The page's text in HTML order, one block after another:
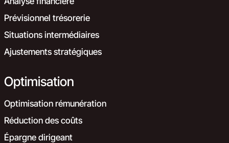
Prévisionnel trésorerie
Situations intermédiaires
Ajustements stratégiques
Optimisation
Optimisation rémunération
Réduction des coûts
Épargne dirigeant